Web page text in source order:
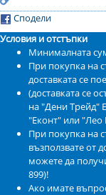
Сподели
Условия и отстъпки
Минималната
При покупка на
доставката се
(доставката се
на "Дени Трейд"
"Еконт" или "Лео
При покупка на
възползвате от
можете да
899)!
Ако имате